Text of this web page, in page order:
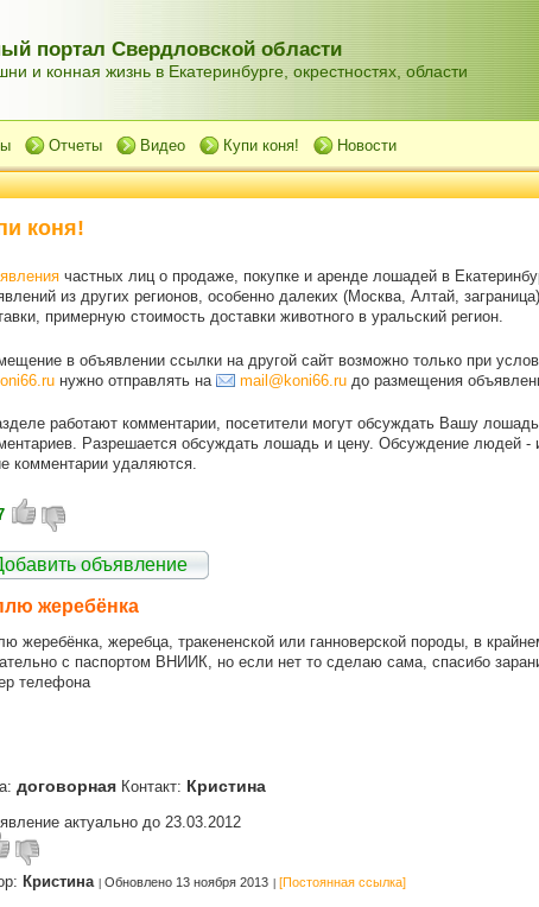
портал Свердловской области
и конная жизнь в Екатеринбурге, окрестностях, области
Отчеты Видео Купи коня! Новости
коня!
частных лиц о продаже, покупке и аренде лошадей в
из других регионов, особенно далеких (Москва, Алтай,
примерную стоимость доставки животного в уральский регион.
в объявлении ссылки на другой сайт возможно только при
нужно отправлять на mail@koni66.ru до размещения
работают комментарии, посетители могут обсуждать Вашу
Разрешается обсуждать лошадь и цену. Обсуждение людей -
комментарии удаляются.
объявление
жеребёнка
жеребёнка, жеребца, тракененской или ганноверской породы, в
с паспортом ВНИИК, но если нет то сделаю сама, спасибо
телефона
договорная Контакт: Кристина
актуально до 23.03.2012
Кристина Обновлено 13 ноября 2013 [Постоянная ссылка]